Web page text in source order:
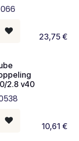
23,75€
2.8 v40
10,61 €